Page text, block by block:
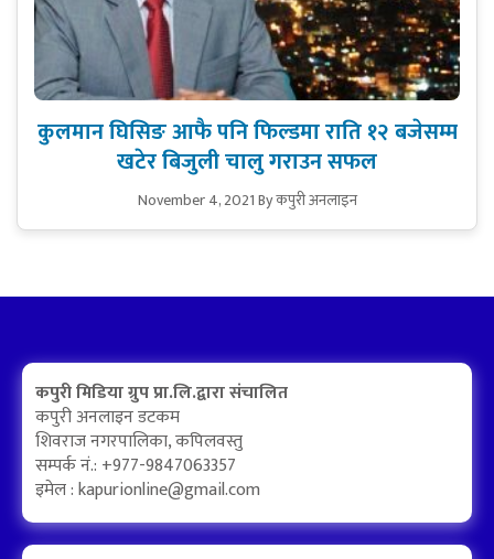
कुलमान घिसिङ आफै पनि फिल्डमा राति १२ बजेसम्म
खटेर बिजुली चालु गराउन सफल
November 4, 2021By कपुरी अनलाइन
कपुरी मिडिया ग्रुप प्रा.लि.द्वारा संचालित
कपुरी अनलाइन डटकम
शिवराज नगरपालिका, कपिलवस्तु
सम्पर्क नं.: +977-9847063357
इमेल :kapurionline@gmail.com